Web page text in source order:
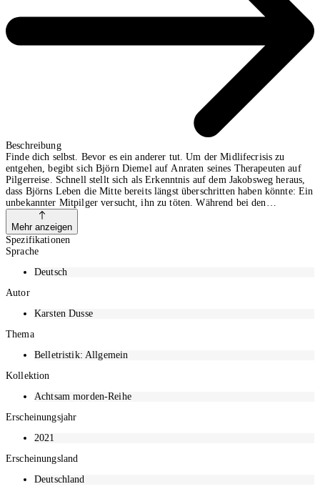
Beschreibung
Finde dich selbst. Bevor es ein anderer tut. Um der Midlifecrisis zu
entgehen, begibt sich Björn Diemel auf Anraten seines Therapeuten auf
Pilgerreise. Schnell stellt sich als Erkenntnis auf dem Jakobsweg heraus,
dass Björns Leben die Mitte bereits längst überschritten haben könnte: Ein
unbekannter Mitpilger versucht, ihn zu töten. Während bei den
scheiternden Anschlägen auf ihn ein Pilger nach dem anderen seinen
Lebensweg verlässt, versucht Björn ganz achtsam, sich seiner Haut zu
wehren. Seine Pilger-Fragen nach Leben, Tod und Erfüllung bekommen
plötzlich eine sehr praxisnahe Relevanz.
Mehr anzeigen
Spezifikationen
Sprache
Deutsch
Autor
Karsten Dusse
Thema
Belletristik: Allgemein
Kollektion
Achtsam morden-Reihe
Erscheinungsjahr
2021
Erscheinungsland
Deutschland